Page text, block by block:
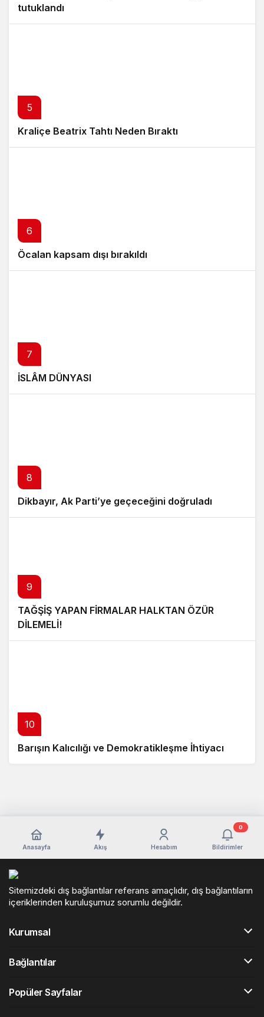
tutuklandı
5
Kraliçe Beatrix Tahtı Neden Bıraktı
6
Öcalan kapsam dışı bırakıldı
7
İSLÂM DÜNYASI
8
Dikbayır, Ak Parti’ye geçeceğini doğruladı
9
TAĞŞİŞ YAPAN FİRMALAR HALKTAN ÖZÜR
DİLEMELİ!
10
Barışın Kalıcılığı ve Demokratikleşme İhtiyacı
Anasayfa Akış Hesabım Bildirimler
0
Sitemizdeki dış bağlantılar referans amaçlıdır, dış bağlantıların
içeriklerinden kuruluşumuz sorumlu değildir.
Kurumsal
Bağlantılar
Popüler Sayfalar